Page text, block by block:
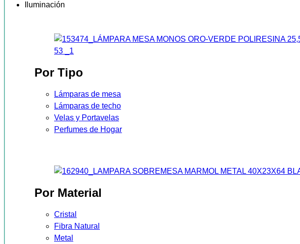
Iluminación
Por Tipo
Lámparas de mesa
Lámparas de techo
Velas y Portavelas
Perfumes de Hogar
Por Material
Cristal
Fibra Natural
Metal